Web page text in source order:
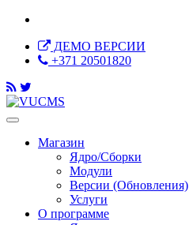
ДЕМО ВЕРСИИ
+371 20501820
Магазин
Ядро/Сборки
Модули
Версии (Обновления)
Услуги
О программе